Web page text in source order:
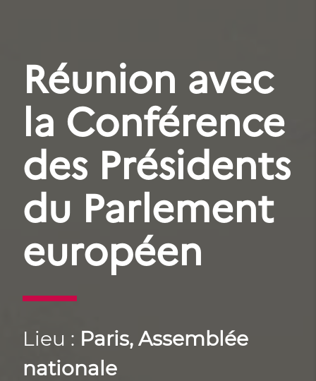
Réunion avec
la Conférence
des Présidents
du Parlement
européen
Lieu : Paris, Assemblée
nationale